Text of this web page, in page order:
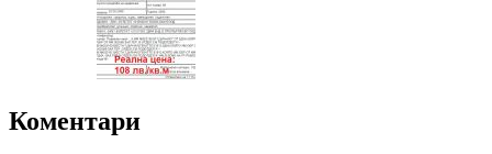
Коментари